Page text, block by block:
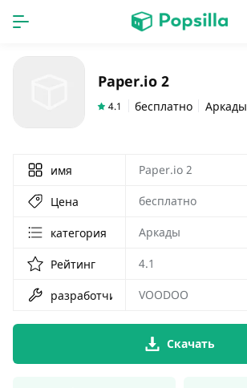
Paper.io 2
4.1 бесплатно Аркады
имя Paper.io 2
Цена бесплатно
категория Аркады
Рейтинг 4.1
разработчик VOODOO
Скачать